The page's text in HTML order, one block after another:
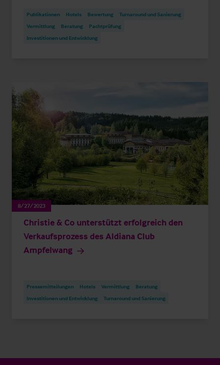
Publikationen Hotels Bewertung
Turnaround und Sanierung
Vermittlung
Beratung
Pachtprüfung
Investitionen und Entwicklung
8/27/2023
Christie & Co unterstützt erfolgreich den
Verkaufsprozess des Aldiana Club
Ampfelwang
Pressemitteilungen Hotels Vermittlung
Beratung
Investitionen und Entwicklung
Turnaround und Sanierung